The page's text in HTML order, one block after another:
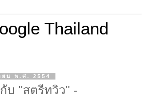
Thailand
น พ.ศ. 2554
บ "สตรีทวิว" -